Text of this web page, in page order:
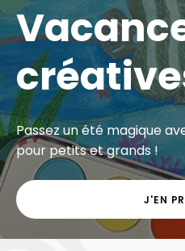
Passez un été magique
pour petits et grands !
J'EN